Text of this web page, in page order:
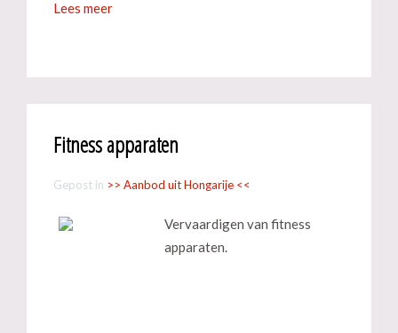
Lees meer
Fitness apparaten
Gepost in >> Aanbod uit Hongarije <<
Vervaardigen van fitness
apparaten.